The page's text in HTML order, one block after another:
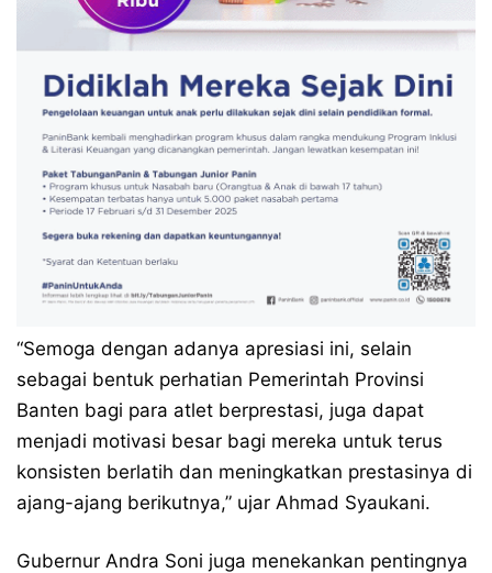
“Semoga dengan adanya apresiasi ini, selain
sebagai bentuk perhatian Pemerintah Provinsi
Banten bagi para atlet berprestasi, juga dapat
menjadi motivasi besar bagi mereka untuk terus
konsisten berlatih dan meningkatkan prestasinya di
ajang-ajang berikutnya,” ujar Ahmad Syaukani.
Gubernur Andra Soni juga menekankan pentingnya